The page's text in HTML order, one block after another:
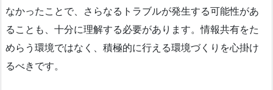
なかったことで、さらなるトラブルが発生する可能性があ
ることも、十分に理解する必要があります。情報共有をた
めらう環境ではなく、積極的に行える環境づくりを心掛け
るべきです。